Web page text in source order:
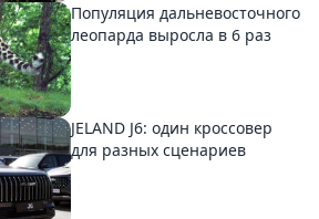
Популяция дальневосточного
леопарда выросла в 6 раз
JELAND J6: один кроссовер
для разных сценариев